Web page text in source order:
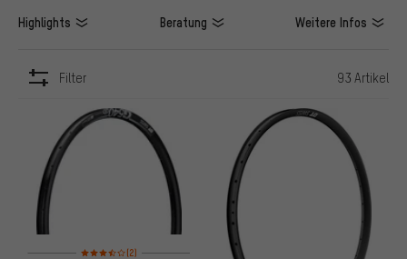
Highlights Beratung Weitere Infos
Filter 93 Artikel
Bewertungen: 3,5 von 5 basierend auf 2 Bewertungen
(2)